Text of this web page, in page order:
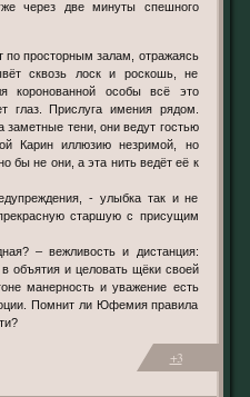
через две минуты спешного
сквозь лоск и роскошь, не
коронованной особы всё это
глаз. Прислуга имения рядом.
тени, они ведут гостью
Карин иллюзию незримой, но
бы не они, а эта нить ведёт её к
- улыбка так и не
старшую с присущим
– вежливость и дистанция:
объятия и целовать щёки своей
манерность и уважение есть
Помнит ли Юфемия правила
+3